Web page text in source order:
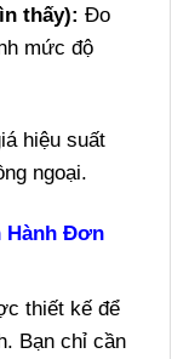
thấy): Đo
mức độ
hiệu suất
ngoại.
Hành Đơn
thiết kế để
Bạn chỉ cần